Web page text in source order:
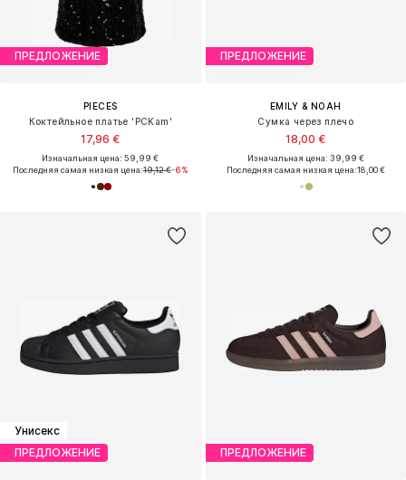
ПРЕДЛОЖЕНИЕ
PIECES
Коктейльное платье 'PCKam'
17,96 €
Изначальная цена: 59,99 €
Последняя самая низкая цена:19,12 €-6%
ПРЕДЛОЖЕНИЕ
EMILY & NOAH
Сумка через плечо
18,00 €
Изначальная цена: 39,99 €
Последняя самая низкая цена:18,00 €
Унисекс
ПРЕДЛОЖЕНИЕ
ПРЕДЛОЖЕНИЕ